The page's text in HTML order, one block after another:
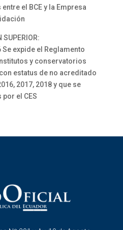
el BCE y la Empresa
SUPERIOR:
Se expide el Reglamento
y conservatorios
estatus de no acreditado
2017, 2018 y que se
el CES